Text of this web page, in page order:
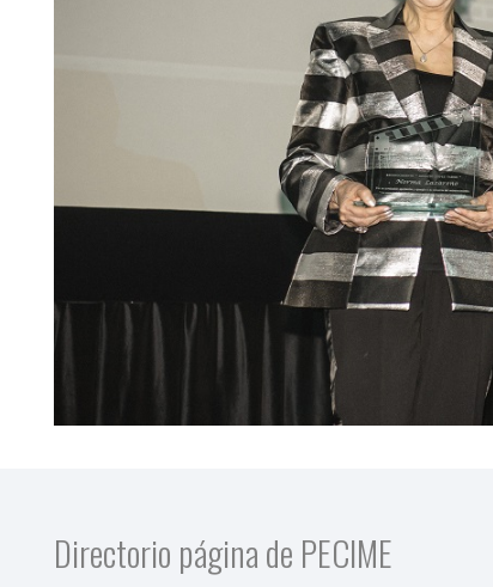
Directorio página de PECIME